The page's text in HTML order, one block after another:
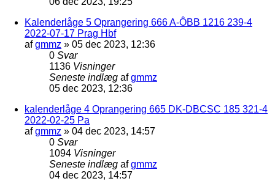
Kalenderlåge 5 Oprangering 666 A-ÔBB 1216 239-4
2022-07-17 Prag Hbf
afgmmz » 05 dec 2023, 12:36
0 Svar
1136 Visninger
Seneste indlæg afgmmz
05 dec 2023, 12:36
kalenderlåge 4 Oprangering 665 DK-DBCSC 185 321-4
2022-02-25 Pa
afgmmz » 04 dec 2023, 14:57
0 Svar
1094 Visninger
Seneste indlæg afgmmz
04 dec 2023, 14:57